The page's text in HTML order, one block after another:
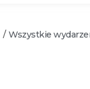
/ Wszystkie